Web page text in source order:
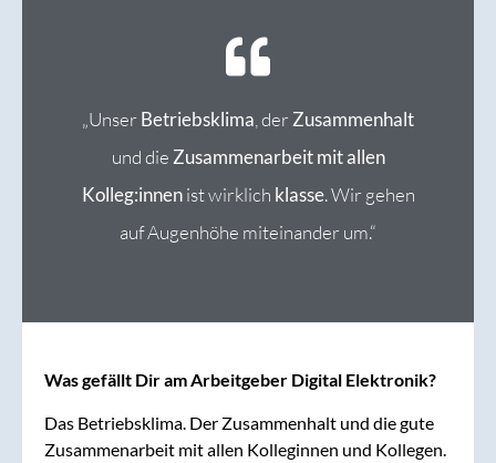
„Unser Betriebsklima , der Zusammenhalt
und die Zusammenarbeit mit allen
Kolleg:innenist wirklich klasse. Wir gehen
auf Augenhöhe miteinander um.“
Was gefällt Dir am Arbeitgeber Digital Elektronik?
Das Betriebsklima. Der Zusammenhalt und die gute
Zusammenarbeit mit allen Kolleginnen und Kollegen.